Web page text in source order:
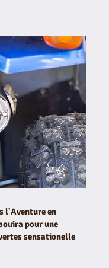
l'Aventure en
pour une
sensationelle